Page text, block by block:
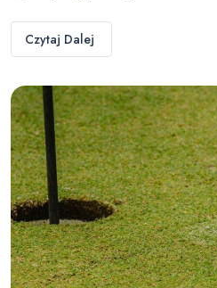
Czytaj Dalej